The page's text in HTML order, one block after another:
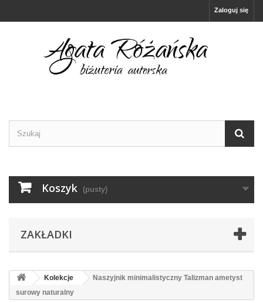
Zaloguj się
Koszyk (pusty)
ZAKŁADKI
Kolekcje
Naszyjnik minimalistyczny Talizman ametyst
surowy naturalny